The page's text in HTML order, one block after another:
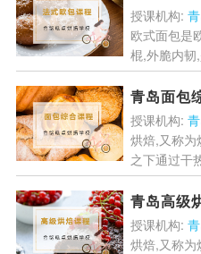
授课机构:
欧式面包是
棍,外脆内韧
的食物,例如
铭糕点烘焙
程,想要了
青岛面包
授课机构:
烘焙,又称为
之下通过干
硬的过程,面
作并加热而
培训学校专
青岛高级
授课机构:
烘焙,又称为